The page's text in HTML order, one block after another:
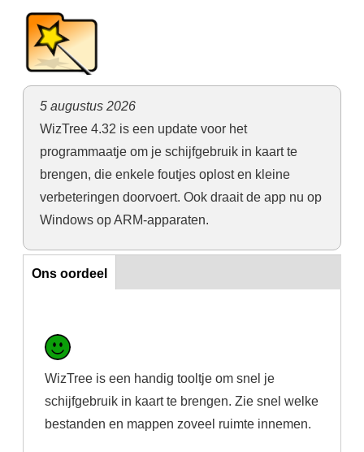
5 augustus 2026
WizTree 4.32 is een update voor het
programmaatje om je schijfgebruik in kaart te
brengen, die enkele foutjes oplost en kleine
verbeteringen doorvoert. Ook draait de app nu op
Windows op ARM-apparaten.
Ons oordeel
Ons oordeel
WizTree is een handig tooltje om snel je
schijfgebruik in kaart te brengen. Zie snel welke
bestanden en mappen zoveel ruimte innemen.